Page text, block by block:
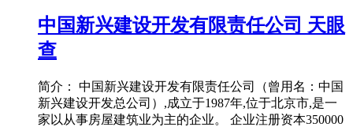
中国新兴建设开发有限责任公司 天眼
查
简介： 中国新兴建设开发有限责任公司（曾用名：中国
新兴建设开发总公司）,成立于1987年,位于北京市,是一
家以从事房屋建筑业为主的企业。 企业注册资本350000